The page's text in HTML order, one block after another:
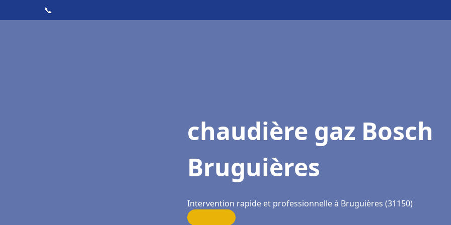
📞
chaudière gaz Bosch
Bruguières
Intervention rapide et professionnelle à Bruguières (31150)